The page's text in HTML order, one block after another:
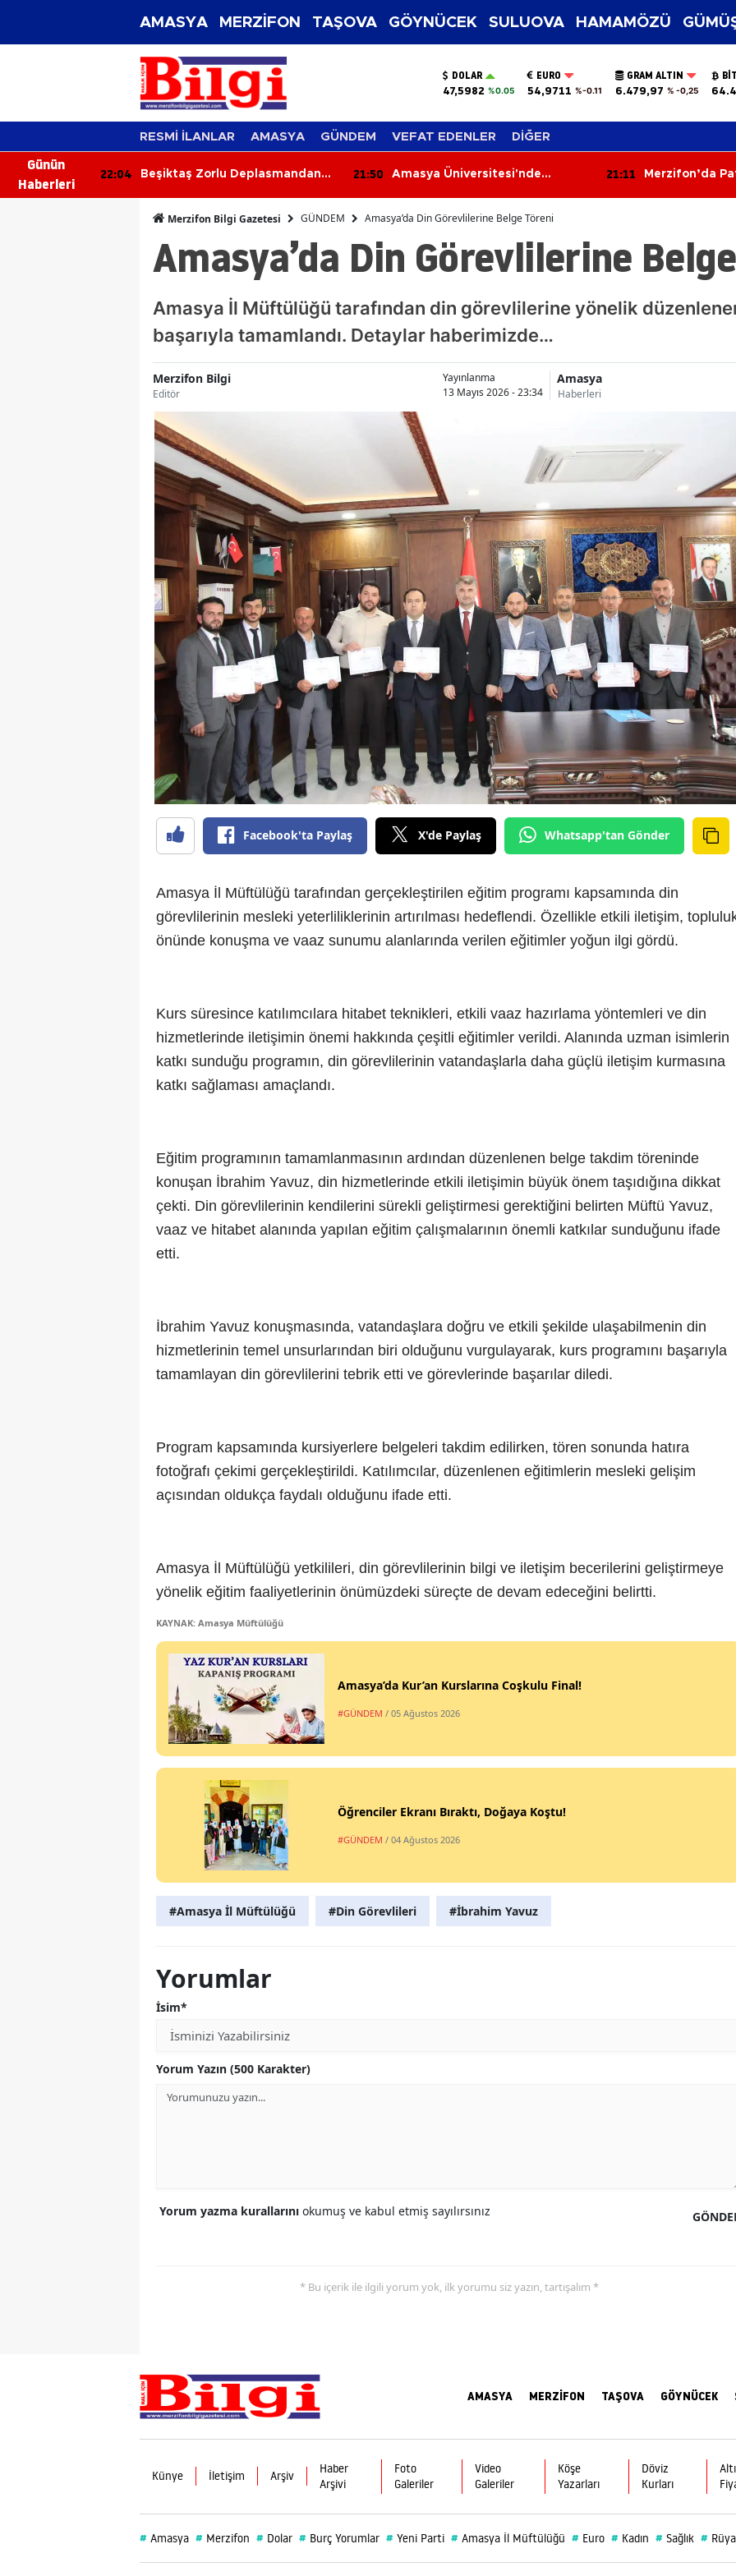
AMASYA MERZİFON TAŞOVA GÖYNÜCEK SULUOVA HAMAMÖZÜ
DOLAR
47,5982 %0.05
EURO
54,9711 %-0.11
GRAM ALTIN
6.479,97 % -0,25
RESMİ İLANLAR AMASYA GÜNDEM VEFAT EDENLER DİĞER
Günün
Haberleri
22:04
Beşiktaş Zorlu Deplasmandan
21:50
Amasya Üniversitesi'nde
21:11
Merzifon’da
Merzifon Bilgi Gazetesi GÜNDEM Amasya’da Din Görevlilerine Belge Töreni
Amasya’da Din Görevlilerine
Amasya İl Müftülüğü tarafından din görevlilerine yönelik
başarıyla tamamlandı. Detaylar haberimizde…
Merzifon Bilgi
Editör
Yayınlanma
13 Mayıs 2026 - 23:34
Amasya
Haberleri
Facebook'ta Paylaş X'de Paylaş Whatsapp'tan Gönder
Amasya İl Müftülüğü tarafından gerçekleştirilen eğitim programı kapsamında din
görevlilerinin mesleki yeterliliklerinin artırılması hedeflendi. Özellikle etkili iletişim,
önünde konuşma ve vaaz sunumu alanlarında verilen eğitimler yoğun ilgi gördü.
Kurs süresince katılımcılara hitabet teknikleri, etkili vaaz hazırlama yöntemleri ve din
hizmetlerinde iletişimin önemi hakkında çeşitli eğitimler verildi. Alanında uzman isimlerin
katkı sunduğu programın, din görevlilerinin vatandaşlarla daha güçlü iletişim kurmasına
katkı sağlaması amaçlandı.
Eğitim programının tamamlanmasının ardından düzenlenen belge takdim töreninde
konuşan İbrahim Yavuz, din hizmetlerinde etkili iletişimin büyük önem taşıdığına dikkat
çekti. Din görevlilerinin kendilerini sürekli geliştirmesi gerektiğini belirten Müftü Yavuz,
vaaz ve hitabet alanında yapılan eğitim çalışmalarının önemli katkılar sunduğunu ifade
etti.
İbrahim Yavuz konuşmasında, vatandaşlara doğru ve etkili şekilde ulaşabilmenin din
hizmetlerinin temel unsurlarından biri olduğunu vurgulayarak, kurs programını başarıyla
tamamlayan din görevlilerini tebrik etti ve görevlerinde başarılar diledi.
Program kapsamında kursiyerlere belgeleri takdim edilirken, tören sonunda hatıra
fotoğrafı çekimi gerçekleştirildi. Katılımcılar, düzenlenen eğitimlerin mesleki gelişim
açısından oldukça faydalı olduğunu ifade etti.
Amasya İl Müftülüğü yetkilileri, din görevlilerinin bilgi ve iletişim becerilerini geliştirmeye
yönelik eğitim faaliyetlerinin önümüzdeki süreçte de devam edeceğini belirtti.
KAYNAK: Amasya Müftülüğü
Amasya’da Kur’an Kurslarına Coşkulu Final!
#GÜNDEM / 05 Ağustos 2026
Öğrenciler Ekranı Bıraktı, Doğaya Koştu!
#GÜNDEM / 04 Ağustos 2026
#Amasya İl Müftülüğü #Din Görevlileri #İbrahim Yavuz
Yorumlar
İsim*
Yorum Yazın (500 Karakter)
Yorum yazma kurallarını okumuş ve kabul etmiş sayılırsınız
* Bu içerik ile ilgili yorum yok, ilk yorumu siz yazın, tartışalım *
AMASYA MERZİFON TAŞOVA GÖYNÜCEK
Künye İletişim Arşiv
Haber
Arşivi
Foto
Galeriler
Video
Galeriler
Köşe
Yazarları
Döviz
Kurları
# Amasya # Merzifon # Dolar # Burç Yorumlar # Yeni Parti # Amasya İl Müftülüğü # Euro # Kadın # Sağlık # Rüya